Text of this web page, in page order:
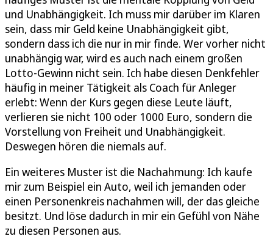
und Unabhängigkeit. Ich muss mir darüber im Klaren
sein, dass mir Geld keine Unabhängigkeit gibt,
sondern dass ich die nur in mir finde. Wer vorher nicht
unabhängig war, wird es auch nach einem großen
Lotto-Gewinn nicht sein. Ich habe diesen Denkfehler
häufig in meiner Tätigkeit als Coach für Anleger
erlebt: Wenn der Kurs gegen diese Leute läuft,
verlieren sie nicht 100 oder 1000 Euro, sondern die
Vorstellung von Freiheit und Unabhängigkeit.
Deswegen hören die niemals auf.
Ein weiteres Muster ist die Nachahmung: Ich kaufe
mir zum Beispiel ein Auto, weil ich jemanden oder
einen Personenkreis nachahmen will, der das gleiche
besitzt. Und löse dadurch in mir ein Gefühl von Nähe
zu diesen Personen aus.